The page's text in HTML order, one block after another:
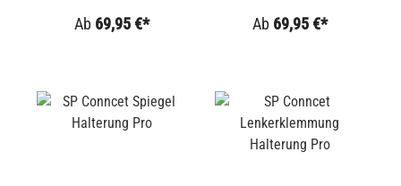
Ab 69,95 €* Ab 69,95 €*